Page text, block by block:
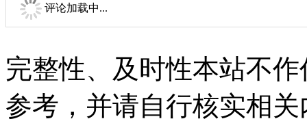
评论加载中...
完整性、及时性本站不
参考，并请自行核实相